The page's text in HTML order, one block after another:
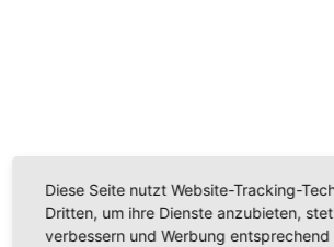
Videoinhalte einzubetten. Dieser
zu Ihren Aktivitäten sammeln. Bitte
durch und stimmen Sie der Nutzung
Diese Seite nutzt Website-Tracking-
Dritten, um ihre Dienste anzubieten,
verbessern und Werbung